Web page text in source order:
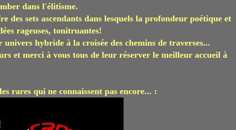
dans l'élitisme.
des sets ascendants dans lesquels la profondeur poétique et
rageuses, tonitruantes!
univers hybride à la croisée des chemins de traverses...
et merci à vous tous de leur réserver le meilleur accueil à
rares qui ne connaissent pas encore... :